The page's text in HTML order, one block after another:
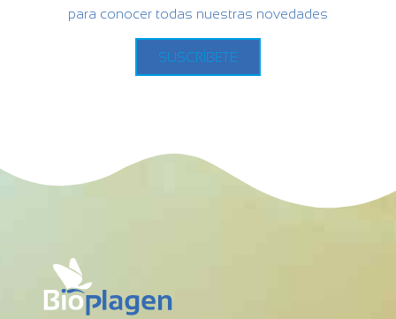
para conocer todas nuestras novedades
SUSCRÍBETE